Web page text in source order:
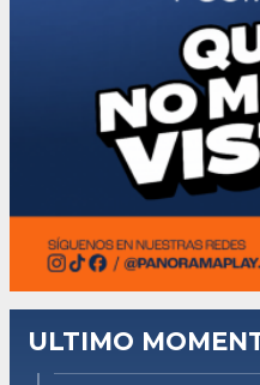
ULTIMO